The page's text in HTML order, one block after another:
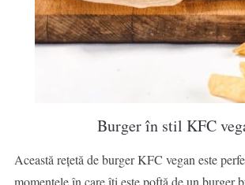
Burger în stil KFC
Această rețetă de burger KFC vegan este
momentele în care îți este poftă de un burger